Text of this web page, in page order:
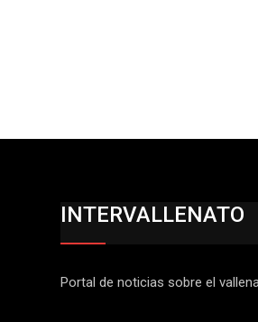
INTERVALLENATO
Portal de noticias sobre el